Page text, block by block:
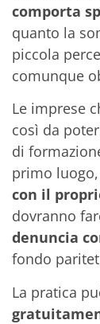
comporta
quanto la
piccola
comunque
Le imprese
così da
di
primo luogo,
con il
dovranno
denuncia
fondo
La pratica